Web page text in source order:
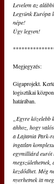
Levelem az
Legyünk Európa
népe!
Úgy legyen!
Megjegyzés:
Gigaprojekt.
logisztikai
határában.
„Egyre
ahhoz, hogy
a Lajtania Park-
ingatlan
egymilliárd eurót
megszülethetnek,
kezdődhet. Még
nyerhetnek itt